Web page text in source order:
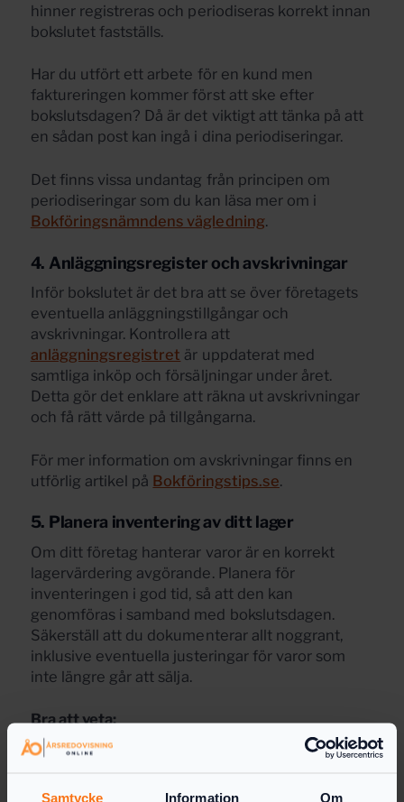
Samtycke Information Om
hinner registreras och periodiseras korrekt innan
bokslutet fastställs.
Har du utfört ett arbete för en kund men
faktureringen kommer först att ske efter
bokslutsdagen? Då är det viktigt att tänka på att
en sådan post kan ingå i dina periodiseringar.
Det finns vissa undantag från principen om
periodiseringar som du kan läsa mer om i
Bokföringsnämndens vägledning.
4. Anläggningsregister och avskrivningar
Inför bokslutet är det bra att se över företagets
eventuella anläggningstillgångar och
avskrivningar. Kontrollera att
anläggningsregistret är uppdaterat med
samtliga inköp och försäljningar under året.
Detta gör det enklare att räkna ut avskrivningar
och få rätt värde på tillgångarna.
För mer information om avskrivningar finns en
utförlig artikel på Bokföringstips.se.
5. Planera inventering av ditt lager
Om ditt företag hanterar varor är en korrekt
lagervärdering avgörande. Planera för
inventeringen i god tid, så att den kan
genomföras i samband med bokslutsdagen.
Säkerställ att du dokumenterar allt noggrant,
inklusive eventuella justeringar för varor som
inte längre går att sälja.
Bra att veta:
Lagervärderingen påverkar resultatet och
därmed beskattningen, så här är det viktigt att